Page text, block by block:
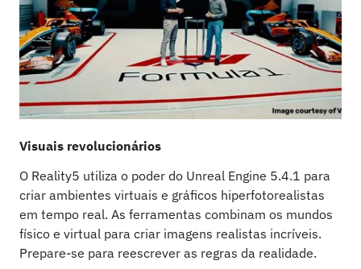
Visuais revolucionários
O Reality5 utiliza o poder do Unreal Engine 5.4.1 para
criar ambientes virtuais e gráficos hiperfotorealistas
em tempo real. As ferramentas combinam os mundos
físico e virtual para criar imagens realistas incríveis.
Prepare-se para reescrever as regras da realidade.